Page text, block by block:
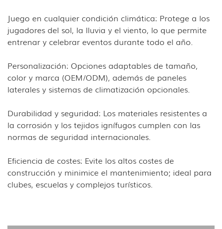
Juego en cualquier condición climática: Protege a los
jugadores del sol, la lluvia y el viento, lo que permite
entrenar y celebrar eventos durante todo el año.
Personalización: Opciones adaptables de tamaño,
color y marca (OEM/ODM), además de paneles
laterales y sistemas de climatización opcionales.
Durabilidad y seguridad: Los materiales resistentes a
la corrosión y los tejidos ignífugos cumplen con las
normas de seguridad internacionales.
Eficiencia de costes: Evite los altos costes de
construcción y minimice el mantenimiento; ideal para
clubes, escuelas y complejos turísticos.